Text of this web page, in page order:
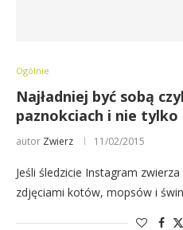
Ogólnie
Najładniej być sobą
paznokciach i nie tylko
autor Zwierz 11/02/2015
Jeśli śledzicie Instagram
zdjęciami kotów, mopsów i